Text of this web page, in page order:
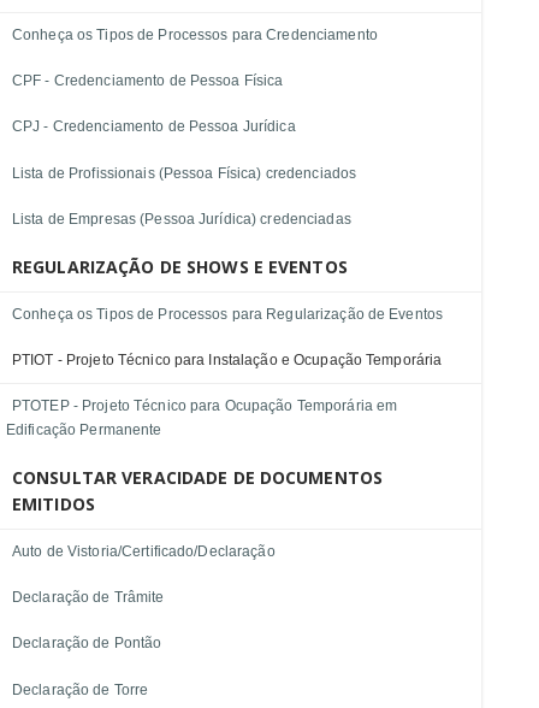
Conheça os Tipos de Processos para Credenciamento
CPF - Credenciamento de Pessoa Física
CPJ - Credenciamento de Pessoa Jurídica
Lista de Profissionais (Pessoa Física) credenciados
Lista de Empresas (Pessoa Jurídica) credenciadas
REGULARIZAÇÃO DE SHOWS E EVENTOS
Conheça os Tipos de Processos para Regularização de Eventos
PTIOT - Projeto Técnico para Instalação e Ocupação Temporária
PTOTEP - Projeto Técnico para Ocupação Temporária em
Edificação Permanente
CONSULTAR VERACIDADE DE DOCUMENTOS
EMITIDOS
Auto de Vistoria/Certificado/Declaração
Declaração de Trâmite
Declaração de Pontão
Declaração de Torre